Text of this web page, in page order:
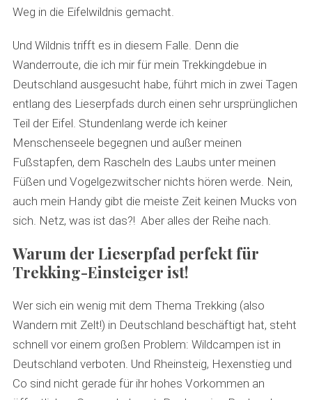
Weg in die Eifelwildnis gemacht.
Und Wildnis trifft es in diesem Falle. Denn die
Wanderroute, die ich mir für mein Trekkingdebue in
Deutschland ausgesucht habe, führt mich in zwei Tagen
entlang des Lieserpfads durch einen sehr ursprünglichen
Teil der Eifel. Stundenlang werde ich keiner
Menschenseele begegnen und außer meinen
Fußstapfen, dem Rascheln des Laubs unter meinen
Füßen und Vogelgezwitscher nichts hören werde. Nein,
auch mein Handy gibt die meiste Zeit keinen Mucks von
sich. Netz, was ist das?! Aber alles der Reihe nach.
Warum der Lieserpfad perfekt für
Trekking-Einsteiger ist!
Wer sich ein wenig mit dem Thema Trekking (also
Wandern mit Zelt!) in Deutschland beschäftigt hat, steht
schnell vor einem großen Problem: Wildcampen ist in
Deutschland verboten. Und Rheinsteig, Hexenstieg und
Co sind nicht gerade für ihr hohes Vorkommen an